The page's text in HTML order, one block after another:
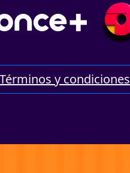
Términos y condiciones